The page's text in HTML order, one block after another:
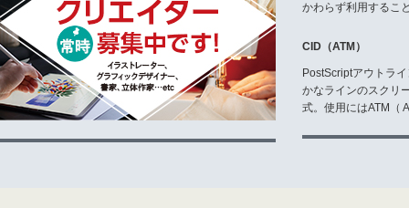
かわらず利用するこ
CID（ATM）
PostScriptアウトラ
かなラインのスクリ
式。使用にはATM（